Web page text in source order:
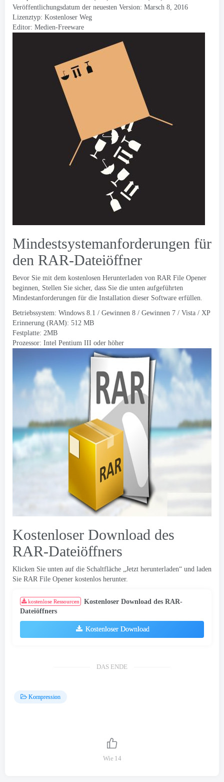
Veröffentlichungsdatum der neuesten Version: Marsch 8, 2016
Lizenztyp: Kostenloser Weg
Editor: Medien-Freeware
Mindestsystemanforderungen für
den RAR-Dateiöffner
Bevor Sie mit dem kostenlosen Herunterladen von RAR File Opener
beginnen, Stellen Sie sicher, dass Sie die unten aufgeführten
Mindestanforderungen für die Installation dieser Software erfüllen.
Betriebssystem: Windows 8.1 / Gewinnen 8 / Gewinnen 7 / Vista / XP
Erinnerung (RAM): 512 MB
Festplatte: 2MB
Prozessor: Intel Pentium III oder höher
Kostenloser Download des
RAR-Dateiöffners
Klicken Sie unten auf die Schaltfläche „Jetzt herunterladen“ und laden
Sie RAR File Opener kostenlos herunter.
kostenlose Ressourcen
Kostenloser Download des RAR-
Dateiöffners
Kostenloser Download
DAS ENDE
Kompression
Wie 14